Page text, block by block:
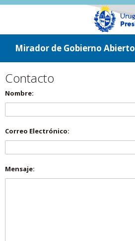
ir a contenido
ir al menú
Mirador de Gobierno Abierto
Contacto
Nombre:
Correo Electrónico:
Mensaje: